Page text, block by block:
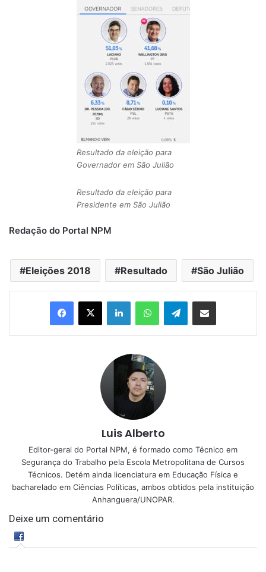
Resultado da eleição para
Governador em São Julião
Resultado da eleição para
Presidente em São Julião
Redação do Portal NPM
Eleições 2018 Resultado São Julião
Telegram
Luis Alberto
Editor-geral do Portal NPM, é formado como Técnico em
Segurança do Trabalho pela Escola Metropolitana de Cursos
Técnicos. Detém ainda licenciatura em Educação Física e
bacharelado em Ciências Políticas, ambos obtidos pela instituição
Anhanguera/UNOPAR.
Deixe um comentário